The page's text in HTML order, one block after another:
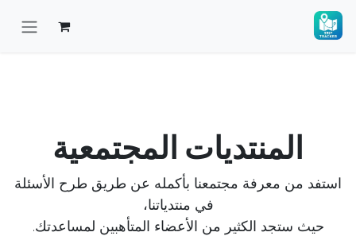
تخطي للذهاب إلى المحتوى
المنتديات المجتمعية
استفد من معرفة مجتمعنا بأكمله عن طريق طرح الأسئلة
في منتدياتنا،
حيث ستجد الكثير من الأعضاء المتأهبين لمساعدتك.